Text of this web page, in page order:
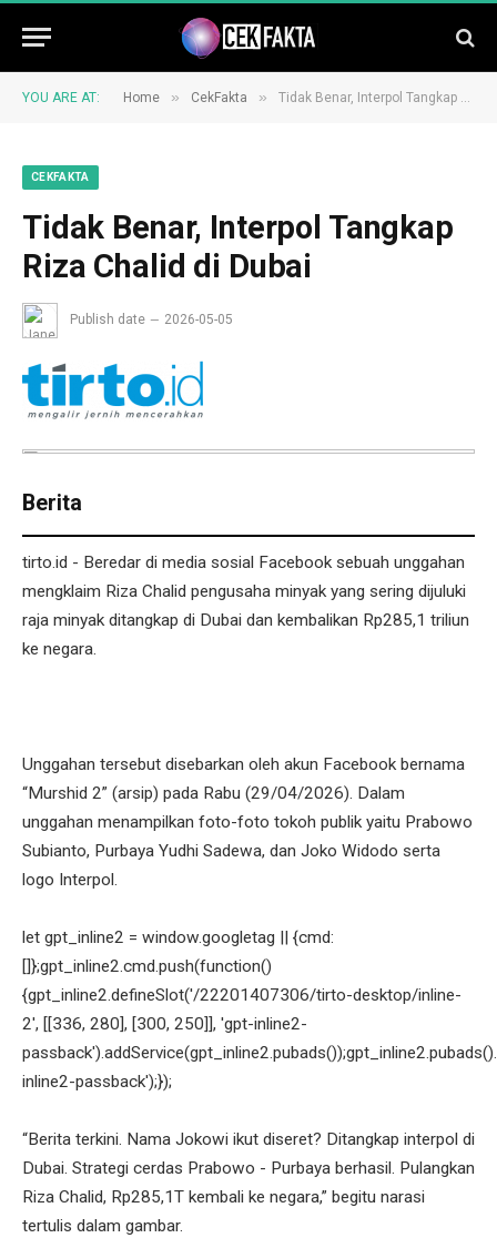
YOU ARE AT: Home » CekFakta » Tidak Benar, Interpol Tangkap Riza Chalid di Dubai
CEKFAKTA
Tidak Benar, Interpol Tangkap
Riza Chalid di Dubai
Publish date 2026-05-05
Berita
tirto.id - Beredar di media sosial Facebook sebuah unggahan
mengklaim Riza Chalid pengusaha minyak yang sering dijuluki
raja minyak ditangkap di Dubai dan kembalikan Rp285,1 triliun
ke negara.
Unggahan tersebut disebarkan oleh akun Facebook bernama
“Murshid 2” (arsip) pada Rabu (29/04/2026). Dalam
unggahan menampilkan foto-foto tokoh publik yaitu Prabowo
Subianto, Purbaya Yudhi Sadewa, dan Joko Widodo serta
logo Interpol.
let gpt_inline2 = window.googletag || {cmd:
[]};gpt_inline2.cmd.push(function()
{gpt_inline2.defineSlot('/22201407306/tirto-desktop/inline-
2', [[336, 280], [300, 250]], 'gpt-inline2-
inline2-passback');});
“Berita terkini. Nama Jokowi ikut diseret? Ditangkap interpol di
Dubai. Strategi cerdas Prabowo - Purbaya berhasil. Pulangkan
Riza Chalid, Rp285,1T kembali ke negara,” begitu narasi
tertulis dalam gambar.